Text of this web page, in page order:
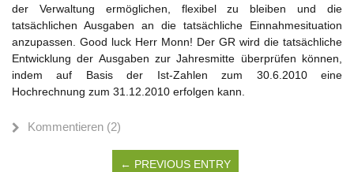
der Verwaltung ermöglichen, flexibel zu bleiben und die
tatsächlichen Ausgaben an die tatsächliche Einnahmesituation
anzupassen. Good luck Herr Monn! Der GR wird die tatsächliche
Entwicklung der Ausgaben zur Jahresmitte überprüfen können,
indem auf Basis der Ist-Zahlen zum 30.6.2010 eine
Hochrechnung zum 31.12.2010 erfolgen kann.
Kommentieren (2)
← PREVIOUS ENTRY